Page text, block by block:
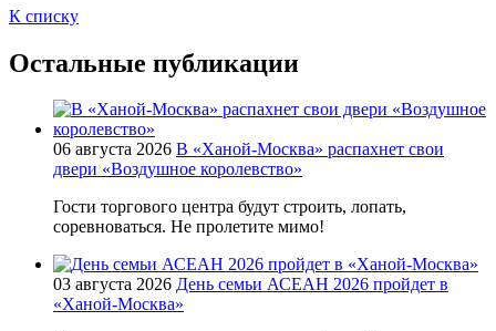
К списку
Остальные публикации
06 августа 2026 В «Ханой-Москва» распахнет свои
двери «Воздушное королевство»
Гости торгового центра будут строить, лопать,
соревноваться. Не пролетите мимо!
03 августа 2026 День семьи АСЕАН 2026 пройдет в
«Ханой-Москва»